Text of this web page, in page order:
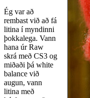
Ég var að
rembast við að fá
litina í myndinni
þokkalega. Vann
hana úr Raw
skrá með CS3 og
miðaði þá white
balance við
augun, vann
litina með